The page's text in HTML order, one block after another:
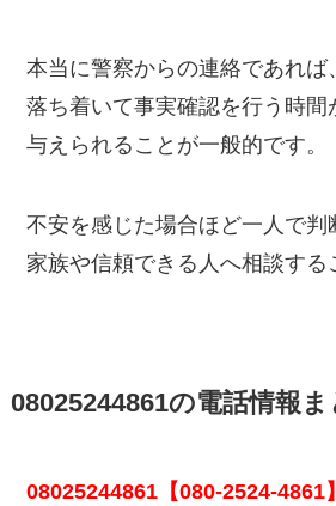
本当に警察からの連絡であれば
落ち着いて事実確認を行う時間
与えられることが一般的です。
不安を感じた場合ほど一人で判
家族や信頼できる人へ相談する
08025244861の電話情報ま
08025244861【080-2524-4861】